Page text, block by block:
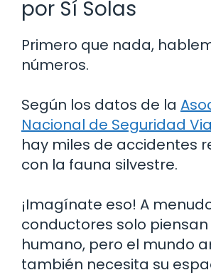
por Sí Solas
Primero que nada,
números.
Según los datos de la
Nacional de Seguridad
hay miles de accidentes
con la fauna silvestre.
¡Imagínate eso! A
conductores solo
humano, pero el mundo
también necesita su